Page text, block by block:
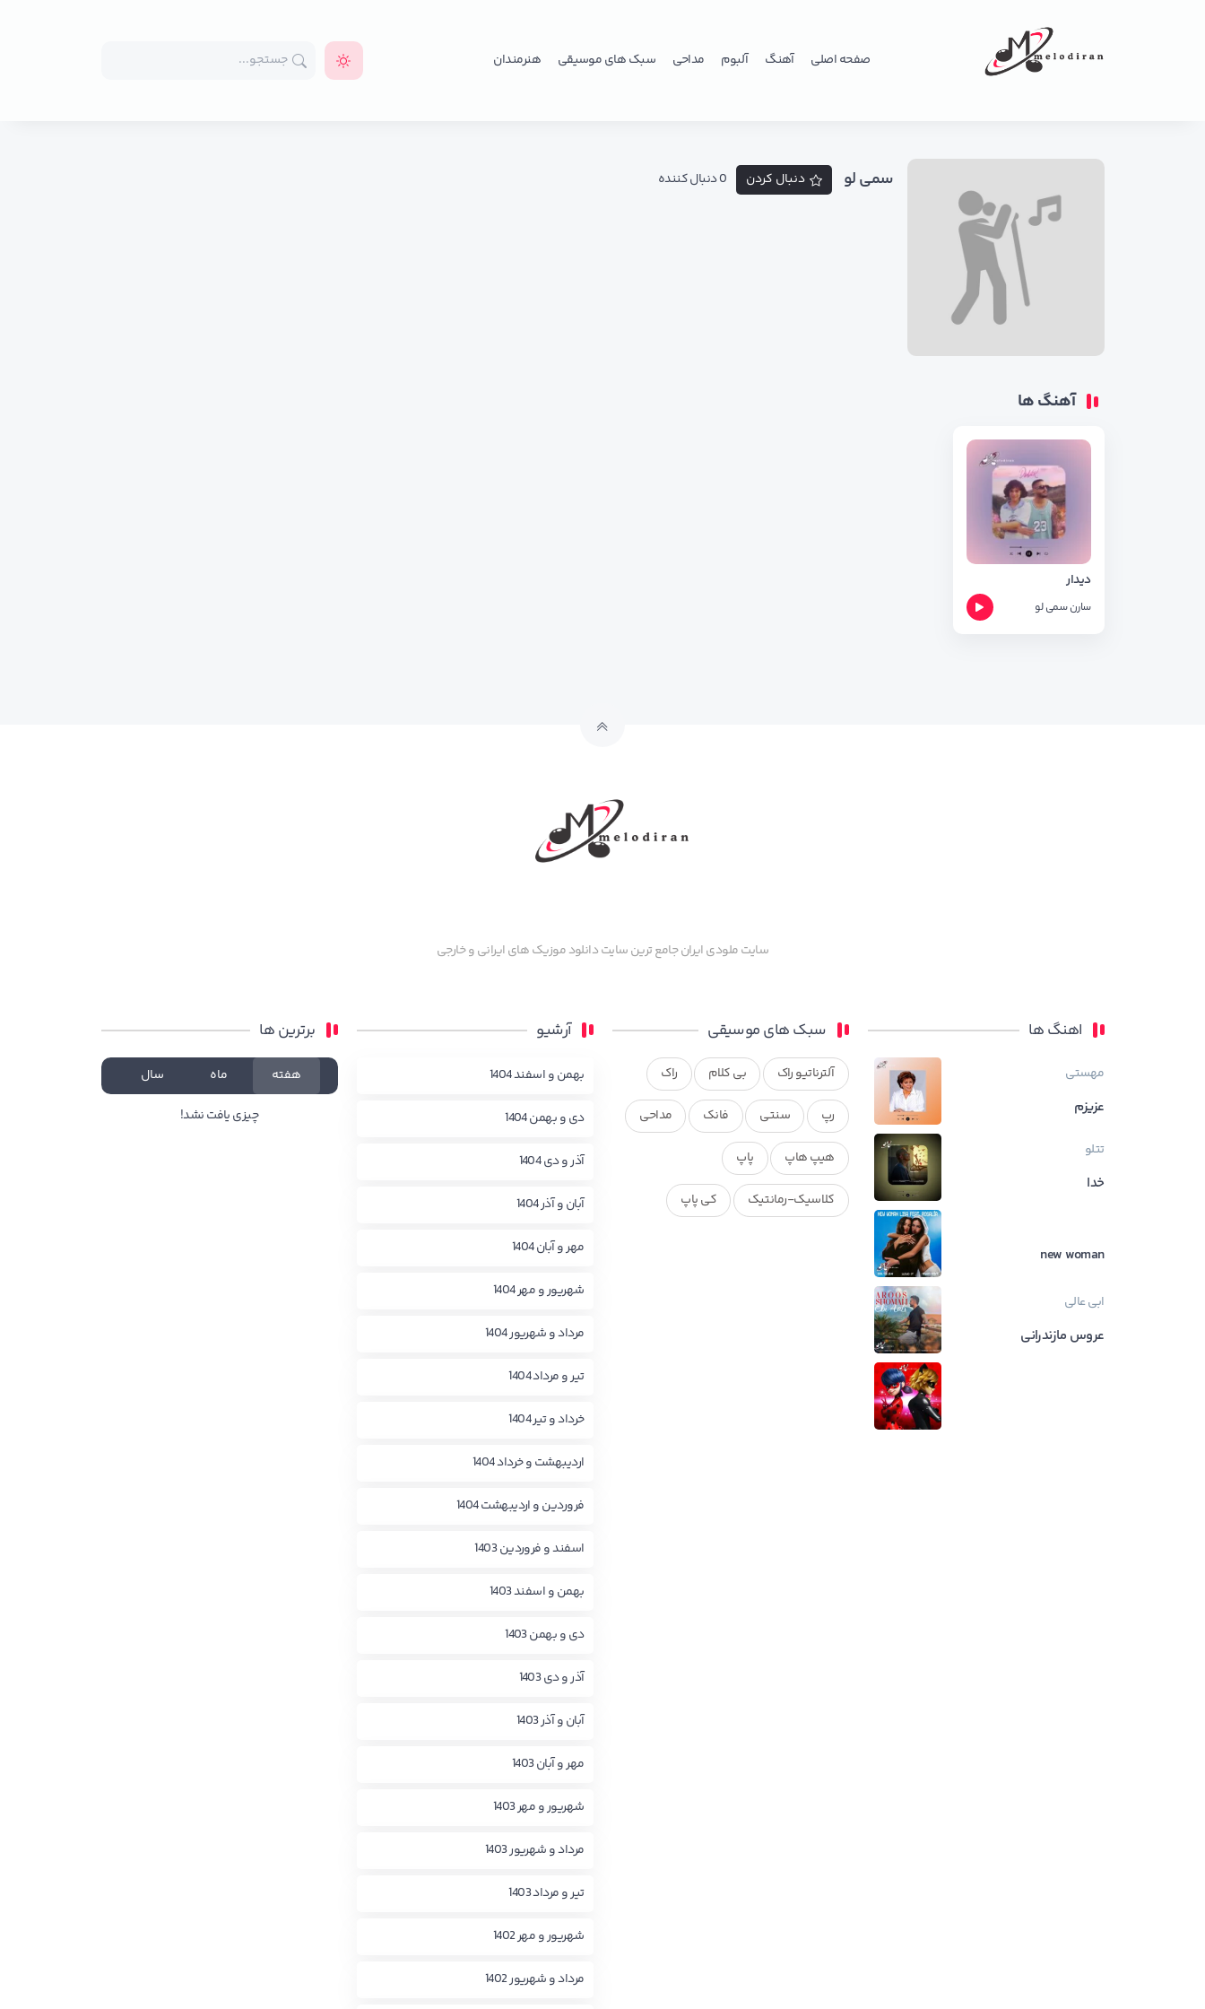
صفحه اصلی آهنگ آلبوم مداحی سبک های موسیقی هنرمندان
سمی لو دنبال کردن 0 دنبال کننده
آهنگ ها
دیدار
سارن سمی لو
سایت ملودی ایران جامع ترین سایت دانلود موزیک های ایرانی و خارجی
اهنگ ها
مهستی
عزیزم
تتلو
خدا
new woman
ابی عالی
عروس مازندرانی
سبک های موسیقی
آلترناتیو راک بی کلام راک
رپ سنتی فانک مداحی
هیپ هاپ پاپ
کلاسیک-رمانتیک کی پاپ
آرشیو
بهمن و اسفند 1404
دی و بهمن 1404
آذر و دی 1404
آبان و آذر 1404
مهر و آبان 1404
شهریور و مهر 1404
مرداد و شهریور 1404
تیر و مرداد 1404
خرداد و تیر 1404
اردیبهشت و خرداد 1404
فروردین و اردیبهشت 1404
اسفند و فروردین 1403
بهمن و اسفند 1403
دی و بهمن 1403
آذر و دی 1403
آبان و آذر 1403
مهر و آبان 1403
شهریور و مهر 1403
مرداد و شهریور 1403
تیر و مرداد 1403
شهریور و مهر 1402
مرداد و شهریور 1402
برترین ها
هفته ماه سال
چیزی یافت نشد!